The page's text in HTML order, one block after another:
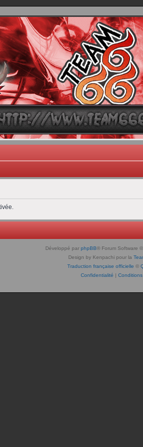
666
One, Blaster Knuckle et Death Trance
Développé par phpBB® Forum Software
Design by Kenpachi pour la
Traduction française officielle ©
Confidentialité | Conditions